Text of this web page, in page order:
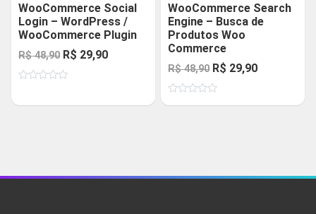
WooCommerce Social
Login – WordPress /
WooCommerce Plugin
R$48,90 O
preço
R$ 29,90O
de
WooCommerce Search
Engine – Busca de
Produtos Woo
Commerce
R$48,90 O
preço
original
R$ 29,90O
atual